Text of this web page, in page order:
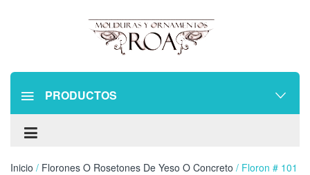
PRODUCTOS
Inicio / Florones O Rosetones De Yeso O Concreto / Floron # 101